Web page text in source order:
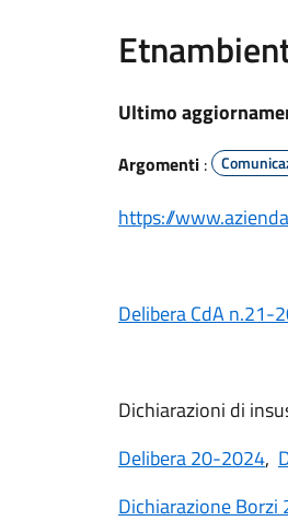
Ultimo
Argomenti :
https://
Delibera CdA n.21-
Dichiarazioni di
Delibera 20-2024,
Dichiarazione Borzi